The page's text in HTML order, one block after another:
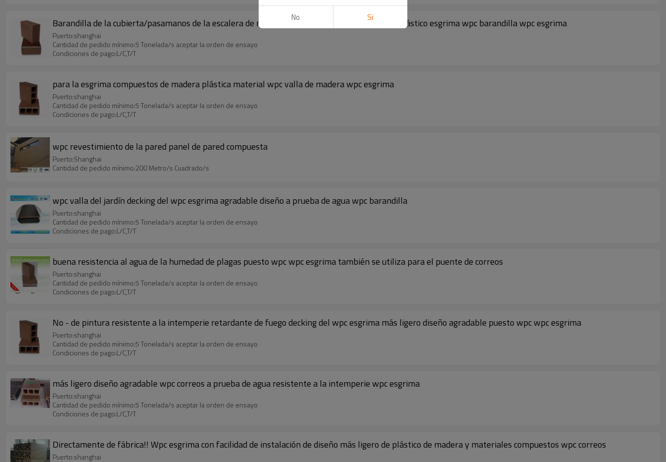
Barandilla de la cubierta/pasamanos de la escalera de madera de materiales compuestos de plástico esgrima wpc barandilla wpc esgrima
Puerto:shanghai
Cantidad de pedido mínimo:5 Tonelada/s aceptar la orden de ensayo
Condiciones de pago:L/C,T/T
para la esgrima compuestos de madera plástica material wpc valla de madera wpc esgrima
Puerto:shanghai
Cantidad de pedido mínimo:5 Tonelada/s aceptar la orden de ensayo
Condiciones de pago:L/C,T/T
wpc revestimiento de la pared panel de pared compuesta
Puerto:Shanghai
Cantidad de pedido mínimo:200 Metro/s Cuadrado/s
wpc valla del jardín decking del wpc esgrima agradable diseño a prueba de agua wpc barandilla
Puerto:shanghai
Cantidad de pedido mínimo:5 Tonelada/s aceptar la orden de ensayo
Condiciones de pago:L/C,T/T
buena resistencia al agua de la humedad de plagas puesto wpc wpc esgrima también se utiliza para el puente de correos
Puerto:shanghai
Cantidad de pedido mínimo:5 Tonelada/s aceptar la orden de ensayo
Condiciones de pago:L/C,T/T
No - de pintura resistente a la intemperie retardante de fuego decking del wpc esgrima más ligero diseño agradable puesto wpc wpc esgrima
Puerto:shanghai
Cantidad de pedido mínimo:5 Tonelada/s aceptar la orden de ensayo
Condiciones de pago:L/C,T/T
más ligero diseño agradable wpc correos a prueba de agua resistente a la intemperie wpc esgrima
Puerto:shanghai
Cantidad de pedido mínimo:5 Tonelada/s aceptar la orden de ensayo
Condiciones de pago:L/C,T/T
Directamente de fábrica!! Wpc esgrima con facilidad de instalación de diseño más ligero de plástico de madera y materiales compuestos wpc correos
Puerto:shanghai
No Si